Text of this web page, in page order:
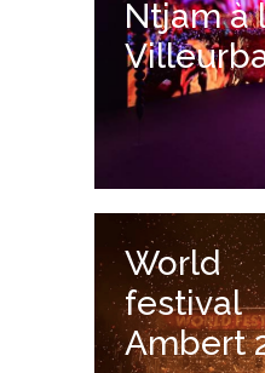
Ntjam à
World
festival
Ambert